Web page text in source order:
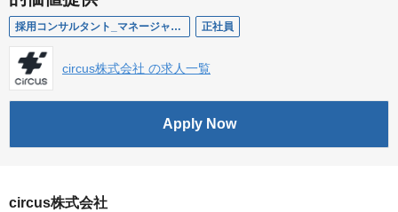
採用コンサルタント_マネージャー候補 正社員
circus株式会社 の求人一覧
Apply Now
circus株式会社